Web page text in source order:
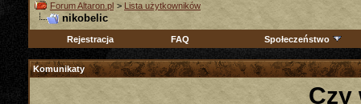
Forum Altaron.pl > Lista użytkowników
nikobelic
Rejestracja FAQ Społeczeństwo
Komunikaty
Czy